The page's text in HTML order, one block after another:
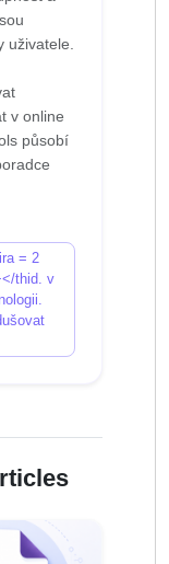
uživatele.
v online
působí
= 2
thid. v